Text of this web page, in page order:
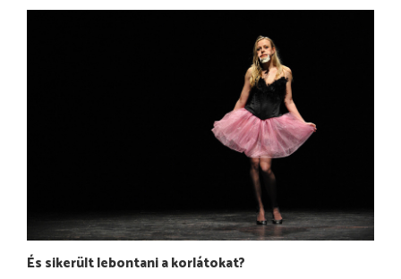
És sikerült lebontani a korlátokat?